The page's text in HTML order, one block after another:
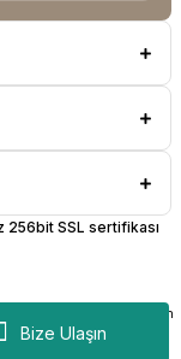
Bize Ulaşın
256bit SSL sertifikası
en ucuz ürün bizden